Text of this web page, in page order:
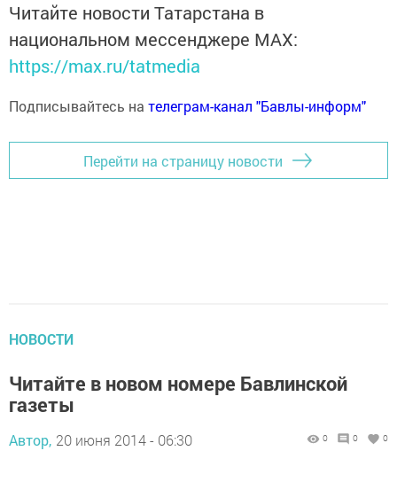
Читайте новости Татарстана в
национальном мессенджере MАХ:
https://max.ru/tatmedia
Подписывайтесь на телеграм-канал "Бавлы-информ"
Перейти на страницу новости
НОВОСТИ
Читайте в новом номере Бавлинской
газеты
Автор, 20 июня 2014 - 06:30 0 0 0